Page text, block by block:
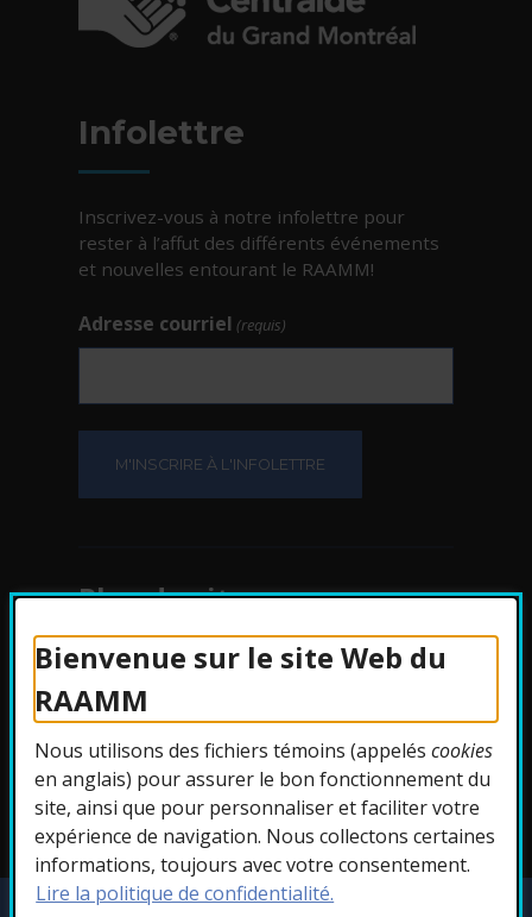
Bienvenue sur le site Web du
RAAMM
Nous utilisons des fichiers témoins (appeléscookies
en anglais) pour assurer le bon fonctionnement du
site, ainsi que pour personnaliser et faciliter votre
expérience de navigation. Nous collectons certaines
informations, toujours avec votre consentement.
Lire la politique de confidentialité.
Infolettre
Inscrivez-vous à notre infolettre pour
rester à l’affut des différents événements
et nouvelles entourant le RAAMM!
Adresse courriel (requis)
Plan du site
Protection des
renseignements
Accessibilité